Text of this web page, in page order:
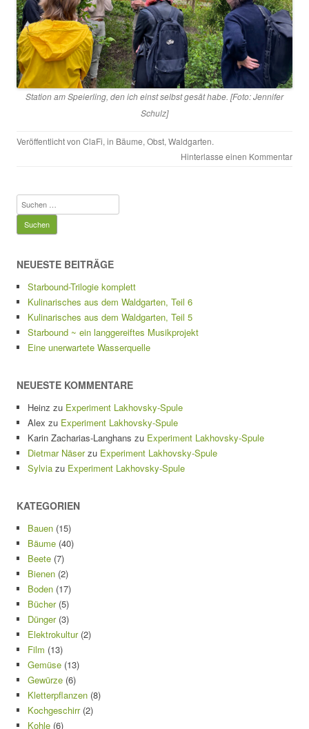
Station am Speierling, den ich einst selbst gesät habe. [Foto:Jennifer
Schulz]
Veröffentlicht von ClaFi, in Bäume, Obst, Waldgarten.
Hinterlasse einen Kommentar
Suchen
nach:
NEUESTE BEITRÄGE
Starbound-Trilogie komplett
Kulinarisches aus dem Waldgarten, Teil 6
Kulinarisches aus dem Waldgarten, Teil 5
Starbound ~ ein langgereiftes Musikprojekt
Eine unerwartete Wasserquelle
NEUESTE KOMMENTARE
Heinz zu Experiment Lakhovsky-Spule
Alex zu Experiment Lakhovsky-Spule
Karin Zacharias-Langhans zu Experiment Lakhovsky-Spule
Dietmar Näserzu Experiment Lakhovsky-Spule
Sylvia zu Experiment Lakhovsky-Spule
KATEGORIEN
Bauen (15)
Bäume (40)
Beete (7)
Bienen (2)
Boden (17)
Bücher(5)
Dünger(3)
Elektrokultur(2)
Film (13)
Gemüse (13)
Gewürze (6)
Kletterpflanzen (8)
Kochgeschirr(2)
Kohle (6)